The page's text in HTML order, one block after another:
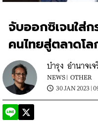
จับออกซิเจนใส่
คนไทยสู่ตลาดโล
บำรุง อำนาจเ
NEWS | OTHER
30 JAN 2023 |